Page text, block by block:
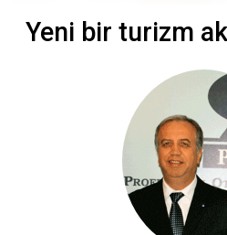
Yeni bir turizm